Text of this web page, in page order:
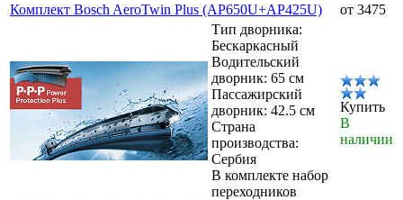
Комплект Bosch AeroTwin Plus (AP650U+AP425U)
от 3475
Тип дворника:
Бескаркасный
Водительский
дворник: 65 см
Пассажирский
дворник: 42.5 см
Страна
производства:
Сербия
В комплекте набор
переходников
Купить
В
наличии